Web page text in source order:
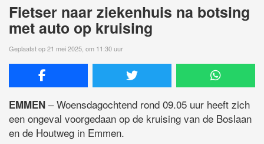
Fietser naar ziekenhuis na botsing
met auto op kruising
Geplaatst op 21 mei 2025, om 11:30 uur
EMMEN – Woensdagochtend rond 09.05 uur heeft zich
een ongeval voorgedaan op de kruising van de Boslaan
en de Houtweg in Emmen.